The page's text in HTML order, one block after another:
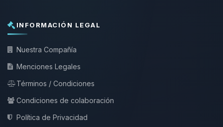
INFORMACIÓN LEGAL
Nuestra Compañía
Menciones Legales
Términos / Condiciones
Condiciones de colaboración
Política de Privacidad